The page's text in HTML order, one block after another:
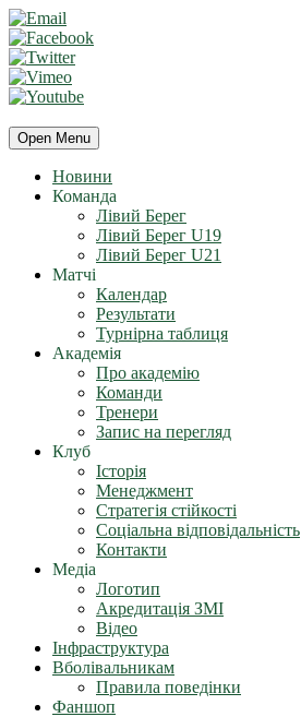
Open Menu
Новини
Команда
Лівий Берег
Лівий Берег U19
Лівий Берег U21
Матчі
Календар
Результати
Турнірна таблиця
Академія
Про академію
Команди
Тренери
Запис на перегляд
Клуб
Історія
Менеджмент
Стратегія стійкості
Соціальна відповідальність
Контакти
Медіа
Логотип
Акредитація ЗМІ
Відео
Інфраструктура
Вболівальникам
Правила поведінки
Фаншоп